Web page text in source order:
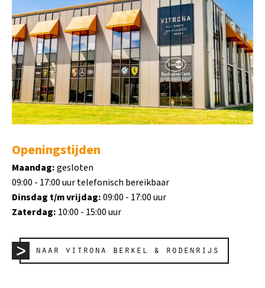
Openingstijden
Maandag:gesloten
09:00 - 17:00 uur telefonisch bereikbaar
Dinsdag t/m vrijdag:09:00 - 17:00 uur
Zaterdag: 10:00 - 15:00 uur
naar vitrona berkel & rodenrijs